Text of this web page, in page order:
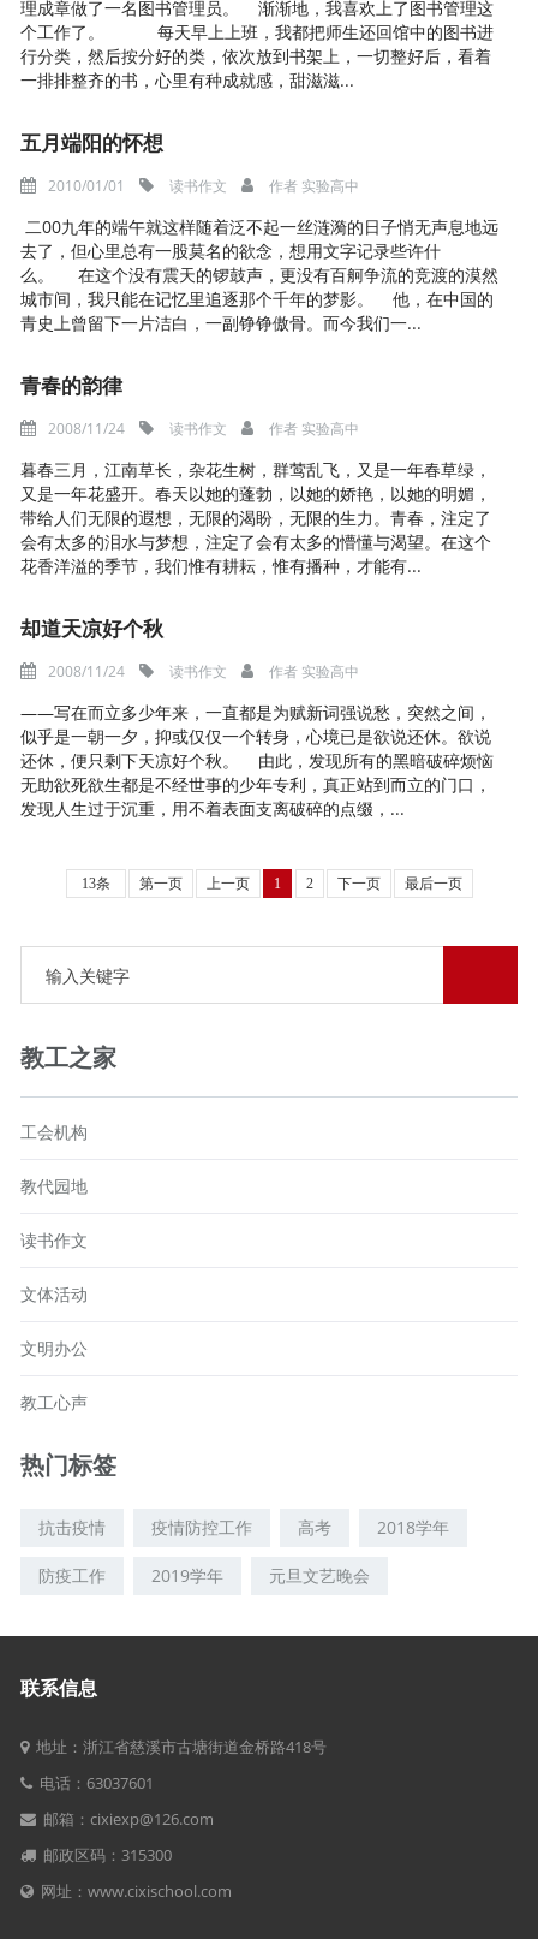
理成章做了一名图书管理员。 渐渐地，我喜欢上了图书管理这
个工作了。 每天早上上班，我都把师生还回馆中的图书进
行分类，然后按分好的类，依次放到书架上，一切整好后，看着
一排排整齐的书，心里有种成就感，甜滋滋...
五月端阳的怀想
2010/01/01 读书作文 作者 实验高中
二00九年的端午就这样随着泛不起一丝涟漪的日子悄无声息地远
去了，但心里总有一股莫名的欲念，想用文字记录些许什
么。 在这个没有震天的锣鼓声，更没有百舸争流的竞渡的漠然
城市间，我只能在记忆里追逐那个千年的梦影。 他，在中国的
青史上曾留下一片洁白，一副铮铮傲骨。而今我们一...
青春的韵律
2008/11/24 读书作文 作者 实验高中
暮春三月，江南草长，杂花生树，群莺乱飞，又是一年春草绿，
又是一年花盛开。春天以她的蓬勃，以她的娇艳，以她的明媚，
带给人们无限的遐想，无限的渴盼，无限的生力。青春，注定了
会有太多的泪水与梦想，注定了会有太多的懵懂与渴望。在这个
花香洋溢的季节，我们惟有耕耘，惟有播种，才能有...
却道天凉好个秋
2008/11/24 读书作文 作者 实验高中
——写在而立多少年来，一直都是为赋新词强说愁，突然之间，
似乎是一朝一夕，抑或仅仅一个转身，心境已是欲说还休。欲说
还休，便只剩下天凉好个秋。 由此，发现所有的黑暗破碎烦恼
无助欲死欲生都是不经世事的少年专利，真正站到而立的门口，
发现人生过于沉重，用不着表面支离破碎的点缀，...
13条 第一页 上一页 1 2 下一页 最后一页
教工之家
工会机构
教代园地
读书作文
文体活动
文明办公
教工心声
热门标签
抗击疫情 疫情防控工作 高考 2018学年
防疫工作 2019学年 元旦文艺晚会
联系信息
地址：浙江省慈溪市古塘街道金桥路418号
电话：63037601
邮箱：cixiexp@126.com
邮政区码：315300
网址：www.cixischool.com